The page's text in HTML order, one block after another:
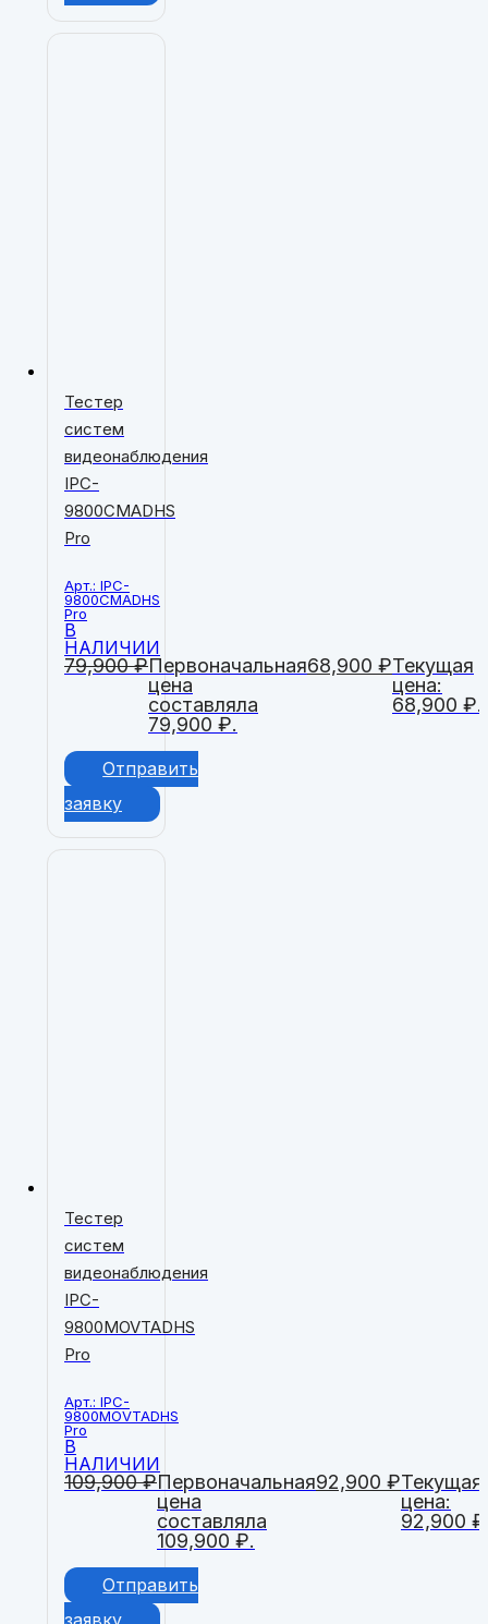
79,900₽Первоначальная
цена
составляла
79,900 ₽.
68,900 ₽Текущая
цена:
68,900 ₽.
Тестер
систем
видеонаблюдения
IPC-
9800CMADHS
Pro
Арт.: IPC-
9800CMADHS
Pro
В
НАЛИЧИИ
Отправить
заявку
109,900₽Первоначальная
цена
составляла
109,900 ₽.
92,900 ₽Текущая
цена:
92,900
Тестер
систем
видеонаблюдения
IPC-
9800MOVTADHS
Pro
Арт.: IPC-
9800MOVTADHS
Pro
В
НАЛИЧИИ
Отправить